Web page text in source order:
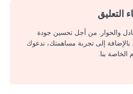
التعليق
والحوار. من أجل تحسين جودة
بالإضافة إلى تجربة مساهمتك، ندعوك
الخاصة بنا.